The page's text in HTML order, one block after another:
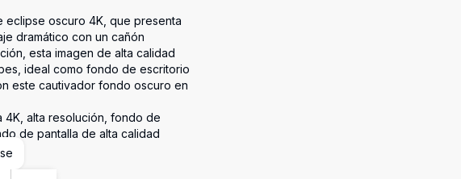
eclipse oscuro 4K, que presenta
dramático con un cañón
esta imagen de alta calidad
ideal como fondo de escritorio
este cautivador fondo oscuro en
alta resolución, fondo de
de pantalla de alta calidad